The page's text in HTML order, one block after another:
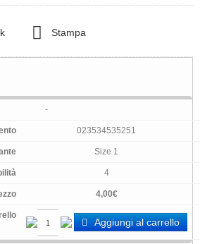
Stampa
-
023534535251
Size 1
4
4,00€
Aggiungi al carrello